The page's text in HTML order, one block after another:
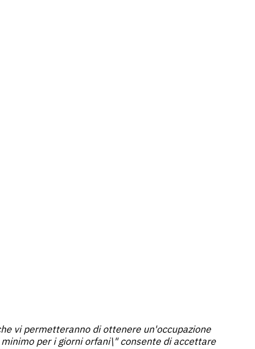
vi permetteranno di ottenere un'occupazione
per i giorni orfani\" consente di accettare